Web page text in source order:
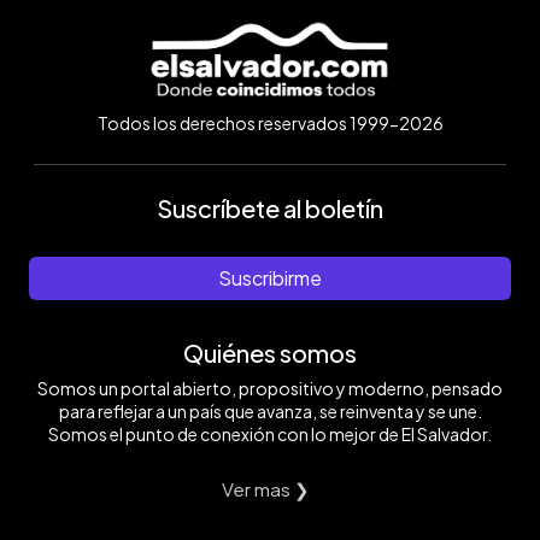
Todos los derechos reservados 1999-2026
Suscríbete al boletín
Suscribirme
Quiénes somos
Somos un portal abierto, propositivo y moderno, pensado
para reflejar a un país que avanza, se reinventa y se une.
Somos el punto de conexión con lo mejor de El Salvador.
Ver mas ❯